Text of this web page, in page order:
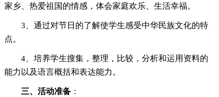
家乡、热爱祖国的情感，体会家庭欢乐、生活幸福。
3、通过对节日的了解使学生感受中华民族文化的特
点。
4、培养学生搜集，整理，比较，分析和运用资料的
能力以及语言概括和表达能力。
三、活动准备：